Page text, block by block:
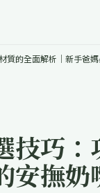
質的全面解析｜新手爸
技巧
安撫奶